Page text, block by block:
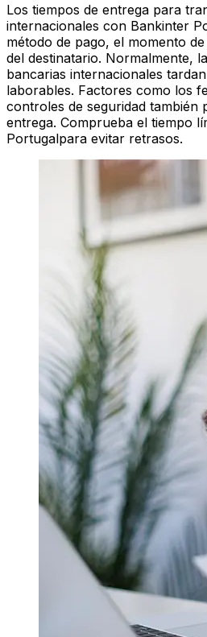
Los tiempos de entrega para
internacionales con Bankinter
método de pago, el momento
del destinatario. Normalmente,
bancarias internacionales
laborables. Factores como los
controles de seguridad también
entrega. Comprueba el tiempo
Portugalpara evitar retrasos.